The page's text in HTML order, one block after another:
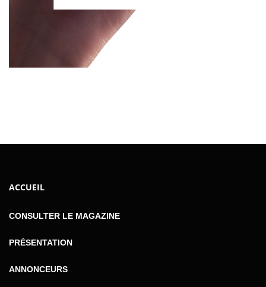
ACCUEIL
CONSULTER LE MAGAZINE
PRÉSENTATION
ANNONCEURS